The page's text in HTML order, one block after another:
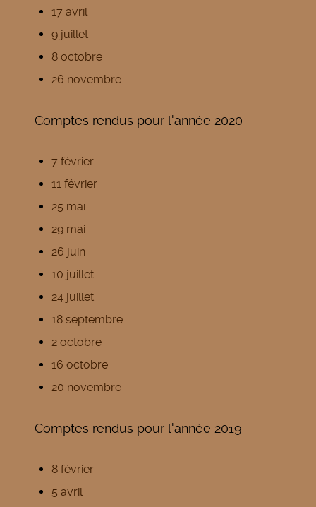
17 avril
9 juillet
8 octobre
26 novembre
Comptes rendus pour l'année 2020
7 février
11 février
25 mai
29 mai
26 juin
10 juillet
24 juillet
18 septembre
2 octobre
16 octobre
20 novembre
Comptes rendus pour l'année 2019
8 février
5 avril